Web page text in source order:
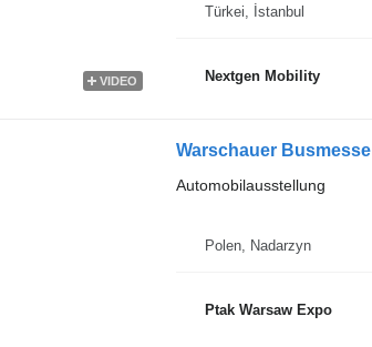
VIDEO
Türkei, İstanbul
Nextgen Mobility
Warschauer Busmesse
Automobilausstellung
Polen, Nadarzyn
Ptak Warsaw Expo